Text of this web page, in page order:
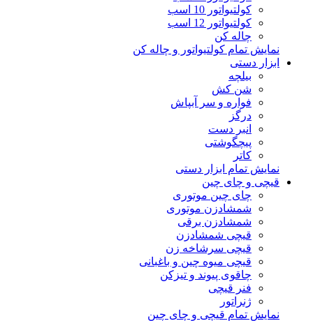
کولتیواتور 10 اسب
کولتیواتور 12 اسب
چاله کن
نمایش تمام کولتیواتور و چاله کن
ابزار دستی
بیلچه
شن کش
فواره و سر آبپاش
درگز
انبر دست
پیچگوشتی
کاتر
نمایش تمام ابزار دستی
قیچی و چای چین
چای چین موتوری
شمشادزن موتوری
شمشادزن برقی
قیچی شمشادزن
قیچی سرشاخه زن
قیچی میوه چین و باغبانی
چاقوی پیوند و تیزکن
فنر قیچی
ژنراتور
نمایش تمام قیچی و چای چین